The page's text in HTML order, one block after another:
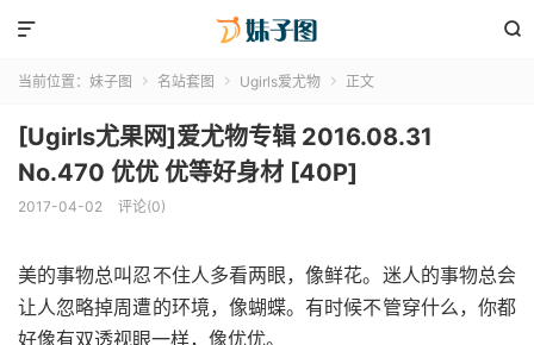


当前位置： 妹子图  名站套图  Ugirls爱尤物  正文
[Ugirls尤果网]爱尤物专辑 2016.08.31
No.470 优优 优等好身材 [40P]
2017-04-02 评论(0)
美的事物总叫忍不住人多看两眼，像鲜花。迷人的事物总会
让人忽略掉周遭的环境，像蝴蝶。有时候不管穿什么，你都
好像有双透视眼一样，像优优。